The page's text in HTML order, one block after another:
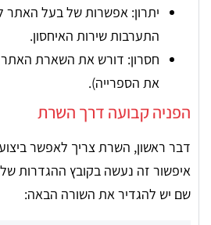
יתרון: אפשרות של בעל האתר
התערבות שירות האיחסון.
חסרון: דורש את השארת
את הספרייה).
הפניה קבועה דרך השרת
דבר ראשון, השרת צריך לאפשר
שם יש להגדיר את השורה הבאה: